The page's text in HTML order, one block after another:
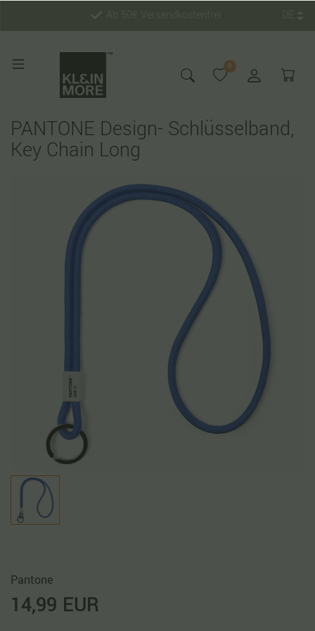
0
PANTONE Design- Schlüsselband,
Key Chain Long
Pantone
14,99 EUR